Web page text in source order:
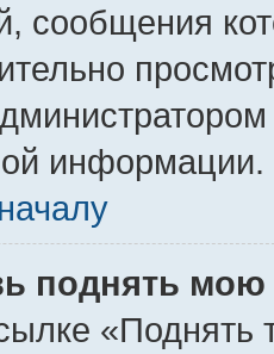
сообщения
информации.
поднять мою
«Поднять